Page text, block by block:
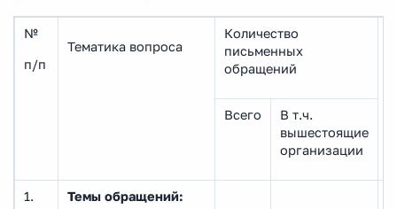
№
п/п
Тематика вопроса
Количество
письменных
обращений
Всего
В т.ч.
вышестоящие
организации
1. Темы обращений: